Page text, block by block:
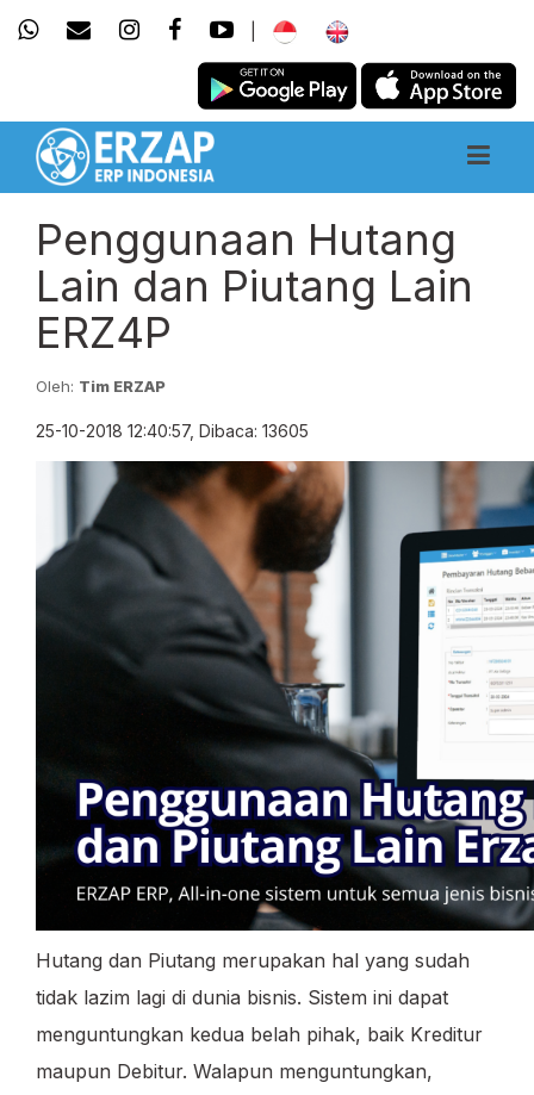
Penggunaan Hutang
Lain dan Piutang Lain
ERZ4P
Oleh: Tim ERZAP
25-10-2018 12:40:57, Dibaca: 13605
Hutang dan Piutang merupakan hal yang sudah
tidak lazim lagi di dunia bisnis. Sistem ini dapat
menguntungkan kedua belah pihak, baik Kreditur
maupun Debitur. Walapun menguntungkan,